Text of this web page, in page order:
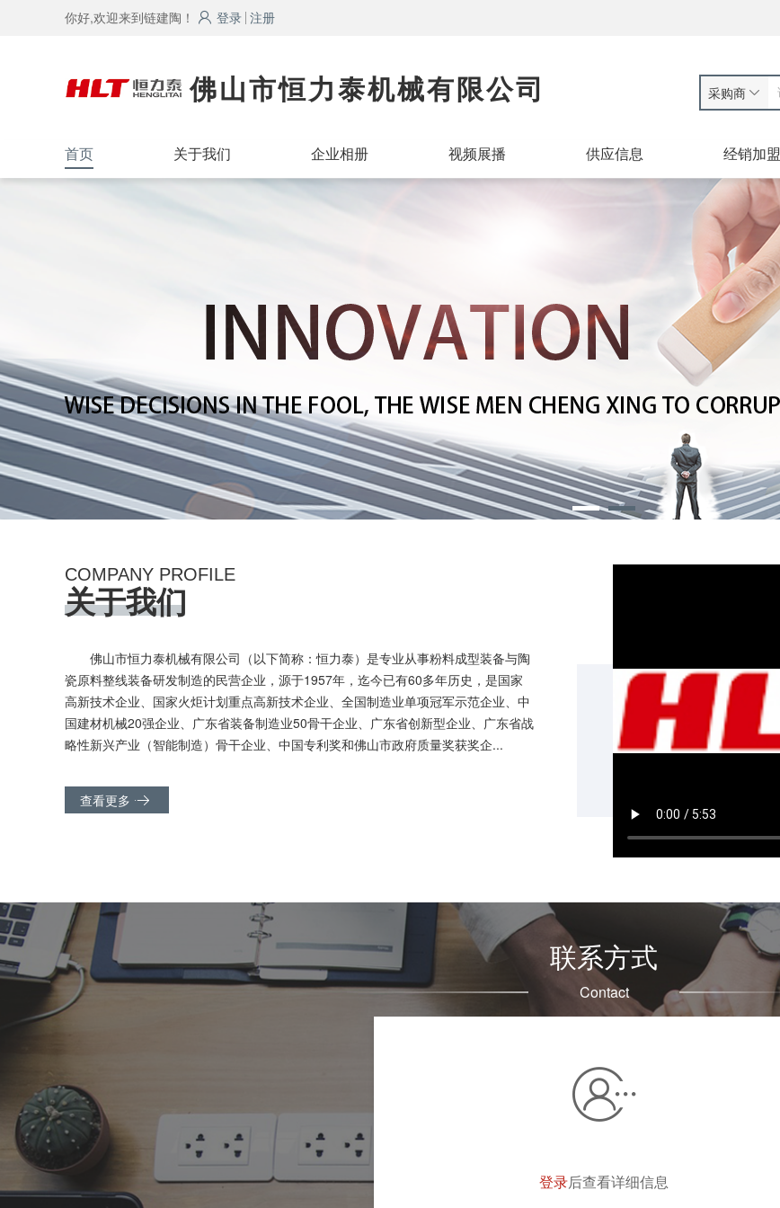
你好,欢迎来到链建陶！ 登录 注册
佛山市恒力泰机械有限公司 采购商
首页 关于我们 企业相册 视频展播 供应信息 经销加盟
COMPANY PROFILE
关于我们
佛山市恒力泰机械有限公司（以下简称：恒力泰）是专业从事粉料成型装备与陶
瓷原料整线装备研发制造的民营企业，源于1957年，迄今已有60多年历史，是国家
高新技术企业、国家火炬计划重点高新技术企业、全国制造业单项冠军示范企业、中
国建材机械20强企业、广东省装备制造业50骨干企业、广东省创新型企业、广东省战
略性新兴产业（智能制造）骨干企业、中国专利奖和佛山市政府质量奖获奖企...
查看更多
08:25/08:25
联系方式
Contact
登录后查看详细信息